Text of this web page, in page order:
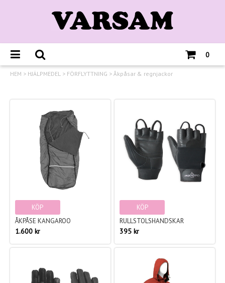
0
HEM > HJÄLPMEDEL > FÖRFLYTTNING > Åkpåsar & regnjackor
KÖP
ÅKPÅSE KANGAROO
1.600 kr
KÖP
RULLSTOLSHANDSKAR
395 kr